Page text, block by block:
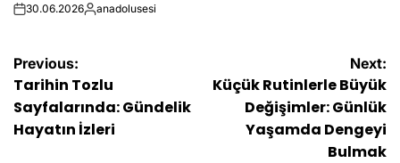
on30.06.2026Posted
anadolusesi
Yazı
gezinmesi
Previous:
Tarihin Tozlu
Sayfalarında: Gündelik
Hayatın İzleri
Next:
Küçük Rutinlerle Büyük
Değişimler: Günlük
Yaşamda Dengeyi
Bulmak